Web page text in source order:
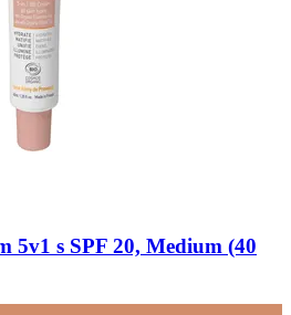
5v1 s SPF 20, Medium (40